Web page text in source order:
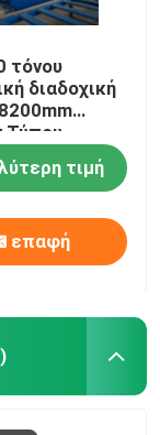
τόνου
διαδοχική
Τύπου
τιμή
επαφή